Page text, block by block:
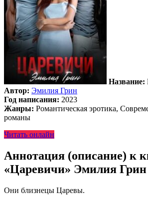
Название:
Автор: Эмилия Грин
Год написания: 2023
Жанры: Романтическая эротика,
романы
Читать онлайн
Аннотация (описание) к
«Царевичи» Эмилия Грин
Они близнецы Царевы.